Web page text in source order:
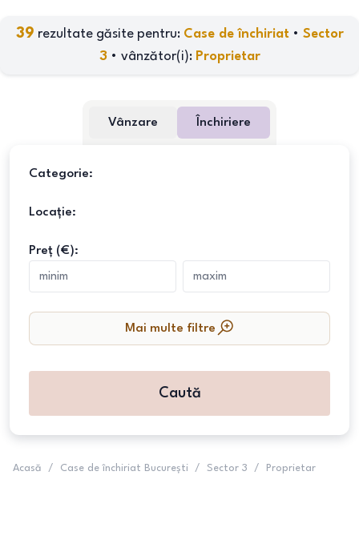
39 rezultate găsite pentru: Case de închiriat • Sector
3 • vânzător(i): Proprietar
Vânzare Închiriere
Categorie:
Locație:
Preț (€):
Mai multe filtre
Caută
Acasă / Case de închiriat București / Sector 3 / Proprietar